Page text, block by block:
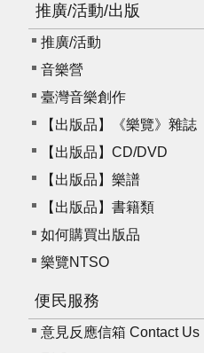
推廣/活動/出版
推廣/活動
音樂營
臺灣音樂創作
【出版品】《樂覽》雜誌
【出版品】CD/DVD
【出版品】樂譜
【出版品】書籍類
如何購買出版品
樂覽NTSO
便民服務
意見反應信箱 Contact Us